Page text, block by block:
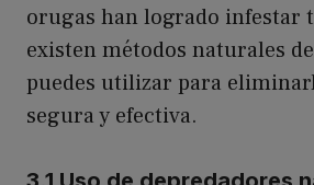
orugas han logrado infestar
existen métodos naturales
puedes utilizar para
segura y efectiva.